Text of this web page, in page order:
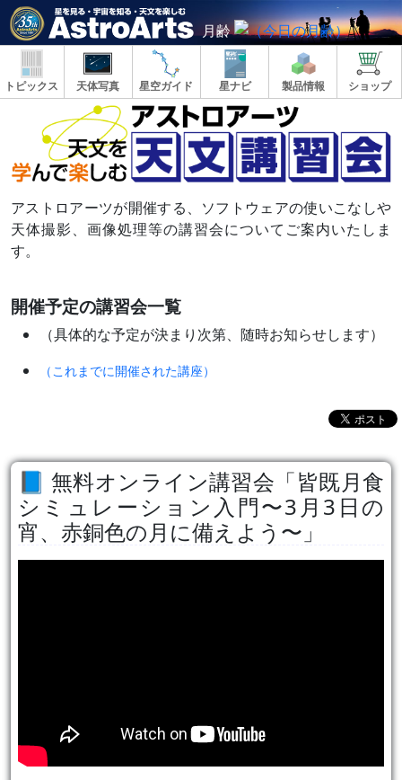
月齢
トピックス 天体写真 星空ガイド 星ナビ 製品情報 ショップ
アストロアーツが開催する、ソフトウェアの使いこなしや
天体撮影、画像処理等の講習会についてご案内いたしま
す。
開催予定の講習会一覧
（具体的な予定が決まり次第、随時お知らせします）
（これまでに開催された講座）
無料オンライン講習会「皆既月食
シミュレーション入門〜3月3日の
宵、赤銅色の月に備えよう〜」